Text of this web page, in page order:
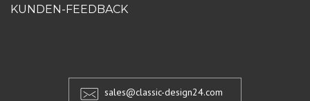
KUNDEN-FEEDBACK
sales@classic-design24.com